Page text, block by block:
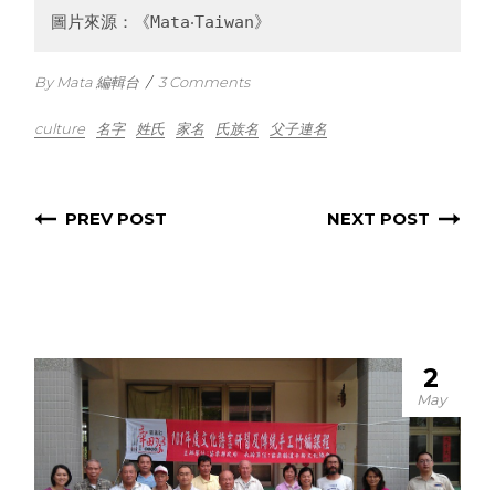
圖片來源：《Mata‧Taiwan》
By Mata 編輯台 / 3 Comments
culture 名字 姓氏 家名 氏族名 父子連名
PREV POST NEXT POST
2
May